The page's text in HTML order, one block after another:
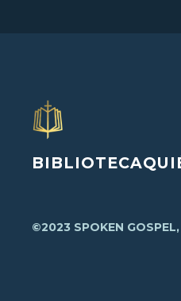
BIBLIOTECA
©2023 SPOKEN